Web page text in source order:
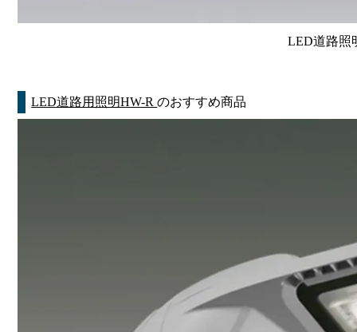
LED道路照
LED道路用照明HW-Rのおすすめ商品